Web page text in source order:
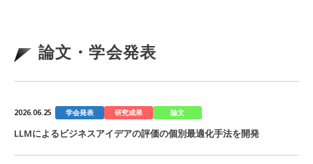
論文・学会発表
2026.06.25 学会発表 研究成果 論文
LLMによるビジネスアイデアの評価の個別最適化手法を開発